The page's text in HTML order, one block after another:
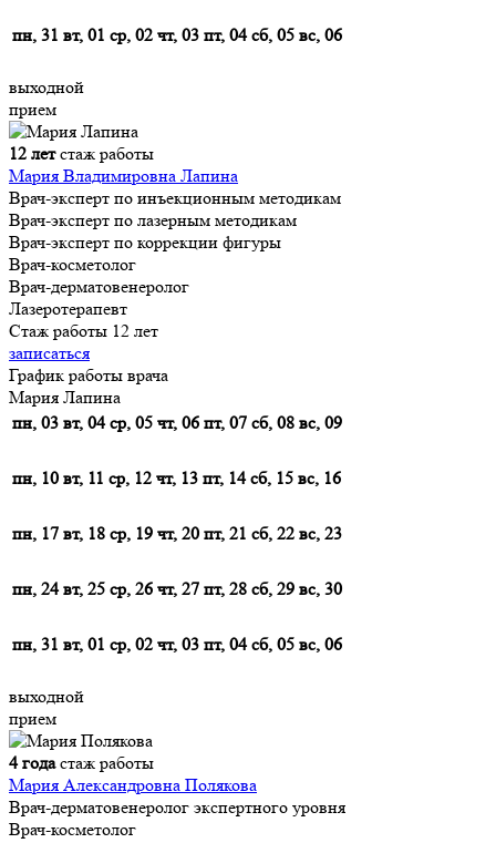
пн, 31 вт, 01 ср, 02 чт, 03 пт, 04 сб, 05 вс, 06
выходной
прием
12 летстаж работы
Мария Владимировна Лапина
Врач-эксперт по инъекционным методикам
Врач-эксперт по лазерным методикам
Врач-эксперт по коррекции фигуры
Врач-косметолог
Врач-дерматовенеролог
Лазеротерапевт
Стаж работы 12 лет
записаться
График работы врача
Мария Лапина
пн, 03 вт, 04 ср, 05 чт, 06 пт, 07 сб, 08 вс, 09
пн, 10 вт, 11 ср, 12 чт, 13 пт, 14 сб, 15 вс, 16
пн, 17 вт, 18 ср, 19 чт, 20 пт, 21 сб, 22 вс, 23
пн, 24 вт, 25 ср, 26 чт, 27 пт, 28 сб, 29 вс, 30
пн, 31 вт, 01 ср, 02 чт, 03 пт, 04 сб, 05 вс, 06
выходной
прием
4 годастаж работы
Мария Александровна Полякова
Врач-дерматовенеролог экспертного уровня
Врач-косметолог